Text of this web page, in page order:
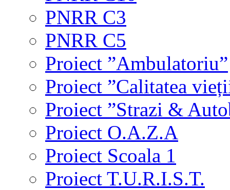
PNRR C3
PNRR C5
Proiect ”Ambulatoriu”
Proiect ”Calitatea
Proiect ”Strazi &
Proiect O.A.Z.A
Proiect Scoala 1
Proiect T.U.R.I.S.T.